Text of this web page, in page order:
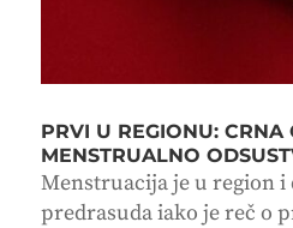
PRVI U REGIONU: CRNA
MENSTRUALNO
Menstruacija je u region i
predrasuda iako je reč o